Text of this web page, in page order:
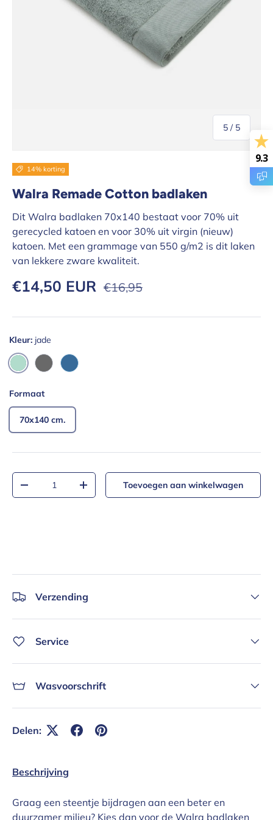
5 / van
5
14% korting
Walra Remade Cotton badlaken
Dit Walra badlaken 70x140 bestaat voor 70% uit
gerecycled katoen en voor 30% uit virgin (nieuw)
katoen. Met een grammage van 550 g/m2 is dit laken
van lekkere zware kwaliteit.
Verkoopprijs
€14,50 EUR Reguliere prijs
€16,95
Kleur: jade
jade antracietblauw
Formaat
70x140 cm.
Aantal
Verlaag de hoeveelheidVerhoog de hoeveelheid
Toevoegen aan winkelwagen
Verzending
Service
Wasvoorschrift
Delen:
Beschrijving
Graag een steentje bijdragen aan een beter en
duurzamer milieu? Kies dan voor de Walra badlaken
9.3